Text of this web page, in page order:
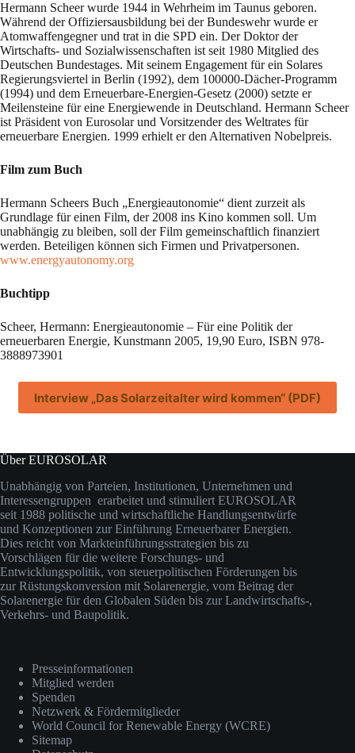
Hermann Scheer wurde 1944 in Wehrheim im Taunus geboren.
Während der Offiziersausbildung bei der Bundeswehr wurde er
Atomwaffengegner und trat in die SPD ein. Der Doktor der
Wirtschafts- und Sozialwissenschaften ist seit 1980 Mitglied des
Deutschen Bundestages. Mit seinem Engagement für ein Solares
Regierungsviertel in Berlin (1992), dem 100000-Dächer-Programm
(1994) und dem Erneuerbare-Energien-Gesetz (2000) setzte er
Meilensteine für eine Energiewende in Deutschland. Hermann Scheer
ist Präsident von Eurosolar und Vorsitzender des Weltrates für
erneuerbare Energien. 1999 erhielt er den Alternativen Nobelpreis.
Film zum Buch
Hermann Scheers Buch „Energieautonomie“ dient zurzeit als
Grundlage für einen Film, der 2008 ins Kino kommen soll. Um
unabhängig zu bleiben, soll der Film gemeinschaftlich finanziert
werden. Beteiligen können sich Firmen und Privatpersonen.
www.energyautonomy.org
Buchtipp
Scheer, Hermann: Energieautonomie – Für eine Politik der
erneuerbaren Energie, Kunstmann 2005, 19,90 Euro, ISBN 978-
3888973901
Interview „Das Solarzeitalter wird kommen“ (PDF)
Über EUROSOLAR
Unabhängig von Parteien, Institutionen, Unternehmen und
Interessengruppen erarbeitet und stimuliert EUROSOLAR
seit 1988 politische und wirtschaftliche Handlungsentwürfe
und Konzeptionen zur Einführung Erneuerbarer Energien.
Dies reicht von Markteinführungsstrategien bis zu
Vorschlägen für die weitere Forschungs- und
Entwicklungspolitik, von steuerpolitischen Förderungen bis
zur Rüstungskonversion mit Solarenergie, vom Beitrag der
Solarenergie für den Globalen Süden bis zur Landwirtschafts-,
Verkehrs- und Baupolitik.
Presseinformationen
Mitglied werden
Spenden
Netzwerk & Fördermitglieder
World Council for Renewable Energy (WCRE)
Sitemap